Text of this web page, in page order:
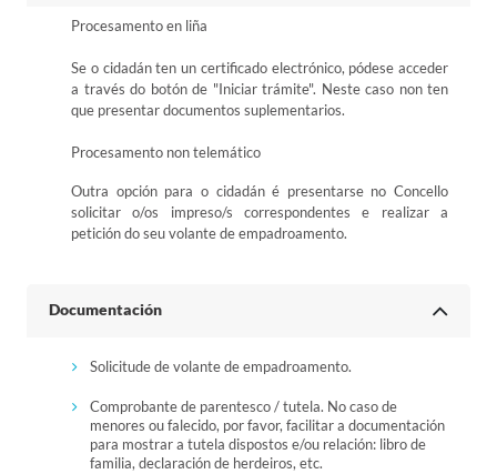
Procesamento en liña
Se o cidadán ten un certificado electrónico, pódese acceder
a través do botón de "Iniciar trámite". Neste caso non ten
que presentar documentos suplementarios.
Procesamento non telemático
Outra opción para o cidadán é presentarse no Concello
solicitar o/os impreso/s correspondentes e realizar a
petición do seu volante de empadroamento.
Documentación
Solicitude de volante de empadroamento.
Comprobante de parentesco / tutela. No caso de
menores ou falecido, por favor, facilitar a documentación
para mostrar a tutela dispostos e/ou relación: libro de
familia, declaración de herdeiros, etc.